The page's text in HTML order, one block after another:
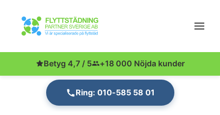
Betyg 4,7 / 5 +18 000 Nöjda kunder
Ring: 010-585 58 01